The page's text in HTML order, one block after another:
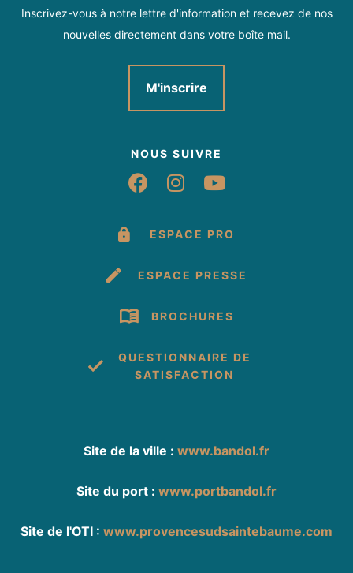
Inscrivez-vous à notre lettre d'information et recevez de nos
nouvelles directement dans votre boîte mail.
M'inscrire
NOUS SUIVRE
Suivez-nous sur
Suivez-nous sur
Suivez-nous
ESPACE PRO
ESPACE PRESSE
BROCHURES
QUESTIONNAIRE DE
SATISFACTION
Site de la ville : www.bandol.fr
Site du port : www.portbandol.fr
Site de l'OTI : www.provencesudsaintebaume.com